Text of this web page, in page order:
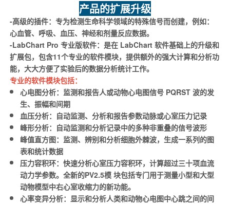
产品的扩展升级
-高级的插件：专为检测生命科学领域的特殊信号而创建，例如：
心血管、呼吸、血压、神经和剂量反应数据。
-LabChart Pro 专业版软件：是在 LabChart 软件基础上的升级和
扩展包，包含11个专业的软件模块，提供额外的强大计算和分析功
能，大大方便了实验后的数据分析统计工作。
专业的软件模块包括：
心电图分析：监测和报告人或动物心电图信号 PQRST 波的发
生、振幅和间期
血压分析：自动监测、分析和报告参数动脉或心室压力记录
峰形分析：自动监测和分析记录中的多种非重叠的信号波形
峰值直方图：监测、辨别和分析细胞外棘波，生成一系列的图
表和统计数据
压力容积环：快速分析心室压力容积环，计算超过三十项血流
动力学参数。全新的PV2.5模 块包括专门用于测量小型和大型
动物模型中右心室收缩力的新功能。
心率变异分析：显示和分析人类和动物心电图中心跳之间的间